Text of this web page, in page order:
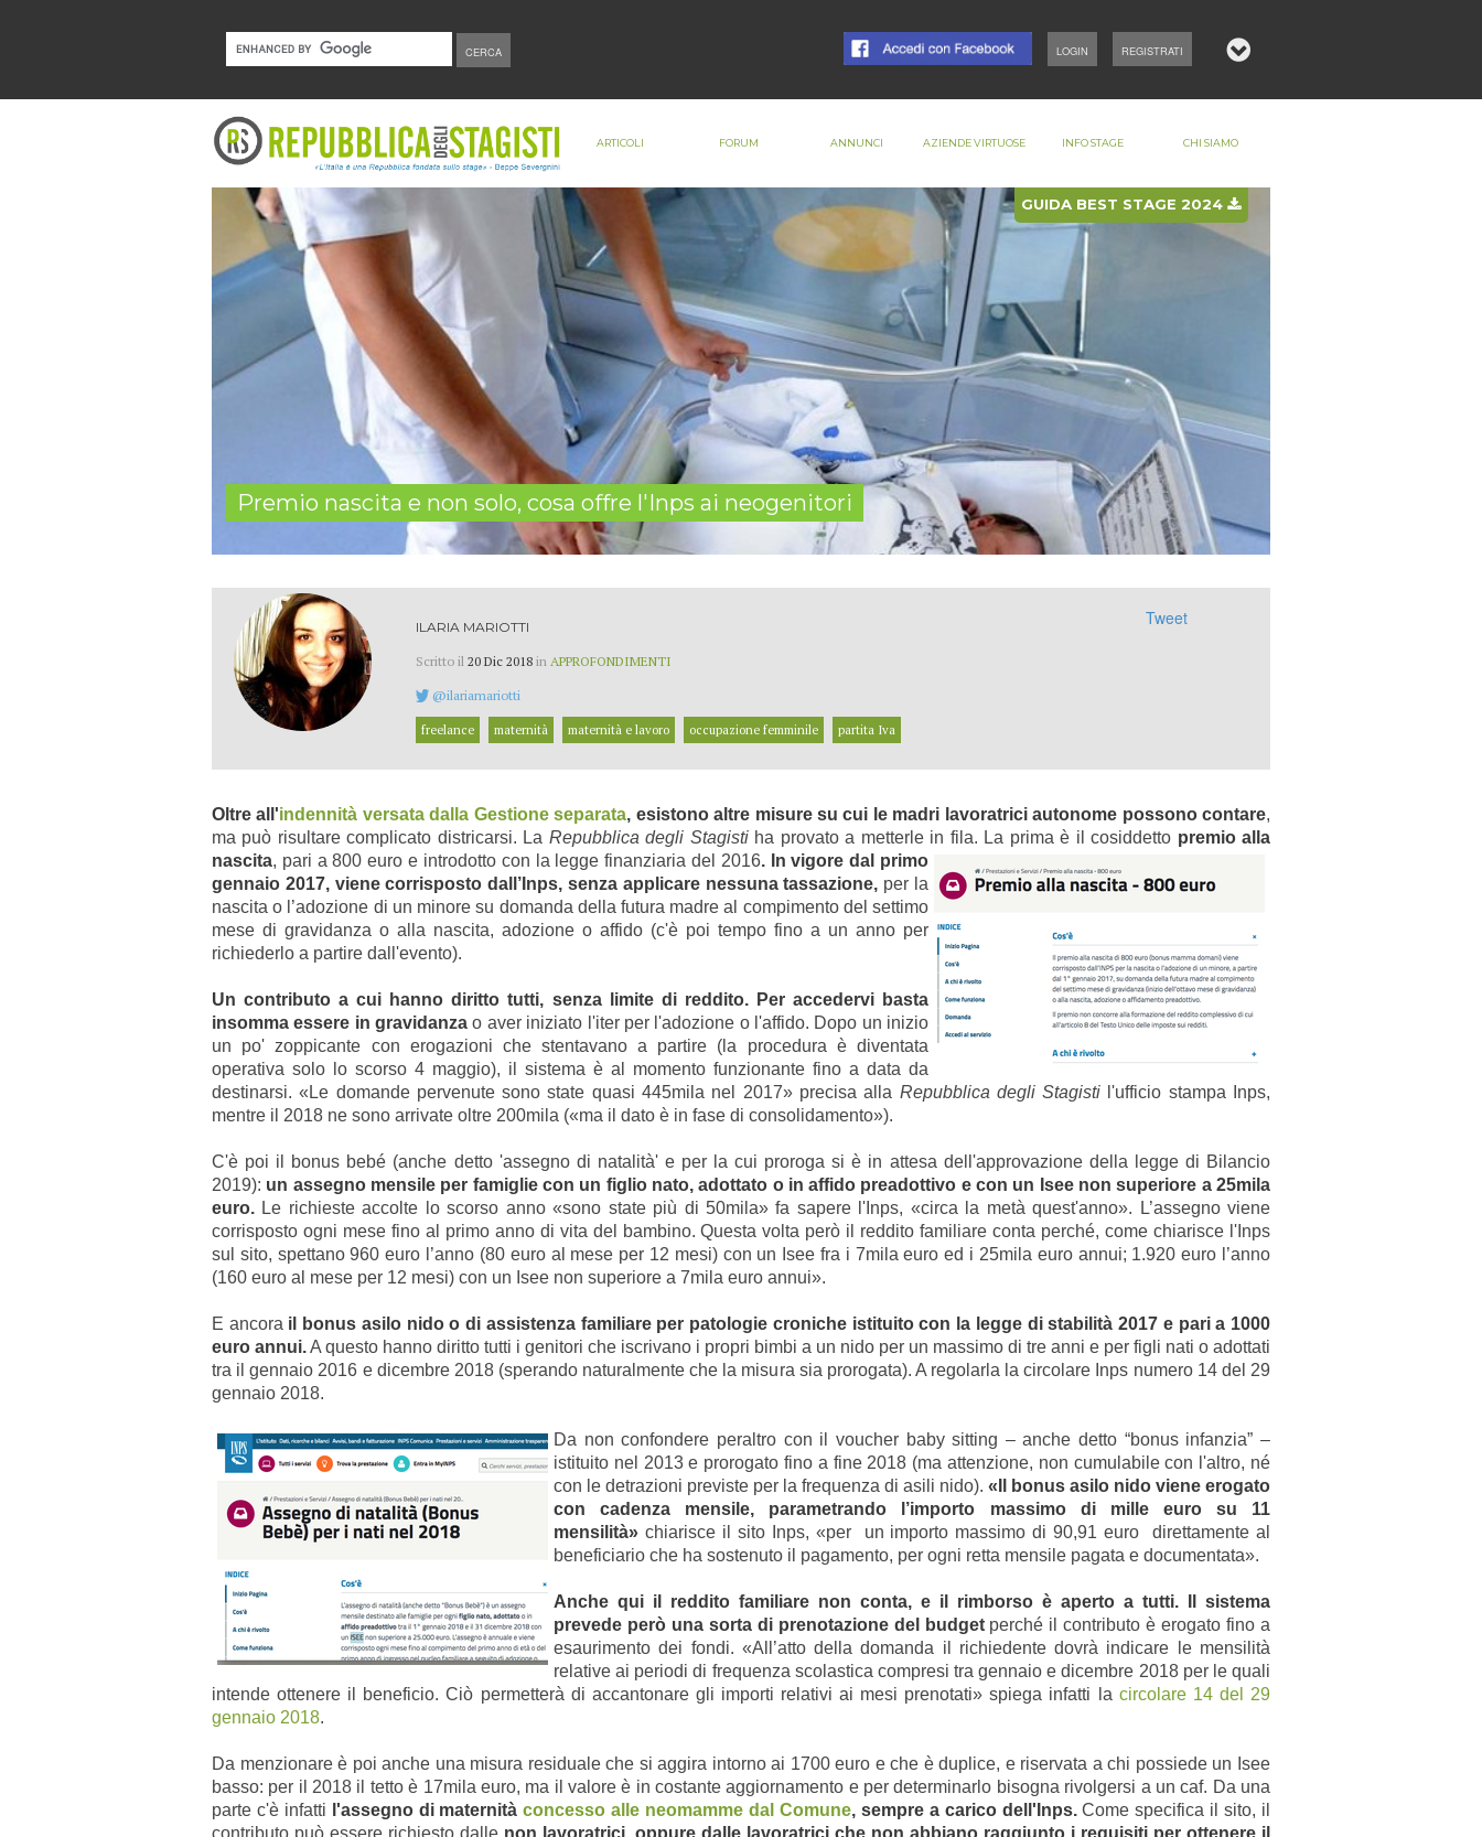
REGISTRATI
LOGIN
GUIDA BEST STAGE 2024
ARTICOLI FORUM ANNUNCI AZIENDE VIRTUOSE INFO STAGE CHI SIAMO
Premio nascita e non solo, cosa offre l'Inps ai neogenitori
ILARIA MARIOTTI
Scritto il 20 Dic 2018 in APPROFONDIMENTI
@ilariamariotti
freelance maternità maternità e lavoro occupazione femminile partita Iva
Tweet
Oltre all'indennità versata dalla Gestione separata, esistono altre misure su cui le madri lavoratrici autonome possono contare,
ma può risultare complicato districarsi. La Repubblica degli Stagistiha provato a metterle in fila. La prima è il cosiddetto premio alla
nascita, pari a 800 euro e introdotto con la legge finanziaria del 2016. Invigore dal primo
gennaio 2017, viene corrisposto dall’Inps, senza applicare nessuna tassazione, per la
nascita o l’adozione di un minore su domanda della futura madre al compimento del settimo
mese di gravidanza o alla nascita, adozione o affido (c'è poi tempo fino a un anno per
richiederlo a partire dall'evento).
Un contributo a cui hanno diritto tutti, senza limite di reddito. Per accedervi basta
insomma essere in gravidanza o aver iniziato l'iter per l'adozione o l'affido. Dopo un inizio
un po' zoppicante con erogazioni che stentavano a partire (la procedura è diventata
operativa solo lo scorso 4 maggio), il sistema è al momento funzionante fino a data da
destinarsi. «Le domande pervenute sono state quasi 445mila nel 2017» precisa alla Repubblica degli Stagisti l'ufficio stampa Inps,
mentre il 2018 ne sono arrivate oltre 200mila («ma il dato è in fase di consolidamento»).
C'è poi il bonus bebé (anche detto 'assegno di natalità' e per la cui proroga si è in attesa dell'approvazione della legge di Bilancio
2019): un assegno mensile per famiglie con un figlio nato, adottato o in affido preadottivo e con un Isee non superiore a 25mila
euro. Le richieste accolte lo scorso anno «sono state più di 50mila» fa sapere l'Inps, «circa la metà quest'anno». L’assegno viene
corrisposto ogni mese fino al primo anno di vita del bambino. Questa volta però il reddito familiare conta perché, come chiarisce l'Inps
sul sito, spettano 960 euro l’anno (80 euro al mese per 12 mesi) con un Isee fra i 7mila euro ed i 25mila euro annui; 1.920 euro l’anno
(160 euro al mese per 12 mesi) con un Isee non superiore a 7mila euro annui».
E ancora il bonus asilo nido o di assistenza familiare per patologie croniche istituito con la legge di stabilità 2017 e pari a 1000
euro annui.A questo hanno diritto tutti i genitori che iscrivano i propri bimbi a un nido per un massimo di tre anni e per figli nati o adottati
tra il gennaio 2016 e dicembre 2018 (sperando naturalmente che la misura sia prorogata). A regolarla la circolare Inps numero 14 del 29
gennaio 2018.
Da non confondere peraltro con il voucher baby sitting – anche detto “bonus infanzia” –
istituito nel 2013 e prorogato fino a fine 2018 (ma attenzione, non cumulabile con l'altro, né
con le detrazioni previste per la frequenza di asili nido). «Il bonus asilo nido viene erogato
con cadenza mensile, parametrando l’importo massimo di mille euro su 11
mensilità» chiarisce il sito Inps, «per un importo massimo di 90,91 euro direttamente al
beneficiario che ha sostenuto il pagamento, per ogni retta mensile pagata e documentata».
Anche qui il reddito familiare non conta, e il rimborso è aperto a tutti. Il sistema
prevede però una sorta di prenotazione del budgetperché il contributo è erogato fino a
esaurimento dei fondi. «All’atto della domanda il richiedente dovrà indicare le mensilità
relative ai periodi di frequenza scolastica compresi tra gennaio e dicembre 2018 per le quali
intende ottenere il beneficio. Ciò permetterà di accantonare gli importi relativi ai mesi prenotati» spiega infatti la circolare 14 del 29
gennaio 2018.
Da menzionare è poi anche una misura residuale che si aggira intorno ai 1700 euro e che è duplice, e riservata a chi possiede un Isee
basso: per il 2018 il tetto è 17mila euro, ma il valore è in costante aggiornamento e per determinarlo bisogna rivolgersi a un caf. Da una
parte c'è infatti l'assegno di maternitàconcesso alle neomamme dal Comune, sempre a carico dell'Inps.Come specifica il sito, il
contributo può essere richiesto dalle non lavoratrici, oppure dalle lavoratrici che non abbiano raggiunto i requisiti per ottenere il